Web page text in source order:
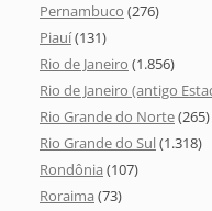
Pernambuco (276)
Piauí(131)
Rio de Janeiro (1.856)
Rio de Janeiro (antigo
Rio Grande do Norte(265)
Rio Grande do Sul(1.318)
Rondônia (107)
Roraima (73)